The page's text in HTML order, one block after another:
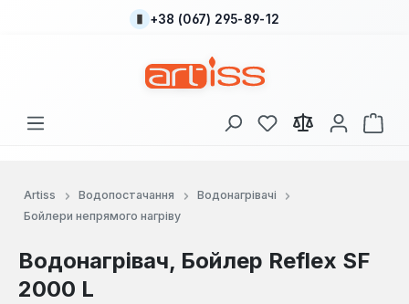
Перейти до основного вмісту
+38 (067) 295-89-12
У вас є 0 у списку
Artiss Водопостачання
Водонагрівачі
Бойлери непрямого нагріву
Водонагрівач, Бойлер Reflex SF
2000 L